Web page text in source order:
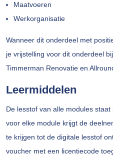
Maatvoeren
Werkorganisatie
Wanneer dit onderdeel met
je vrijstelling voor dit onderdeel
Timmerman Renovatie en
Leermiddelen
De lesstof van alle modules
voor elke module krijgt de
te krijgen tot de digitale lesstof
voucher met een licentiecode